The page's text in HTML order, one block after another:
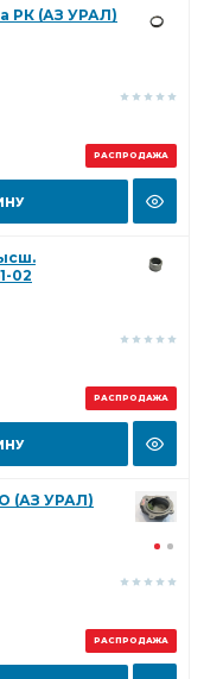
РАСПРОДАЖА
РК (АЗ УРАЛ)
РАСПРОДАЖА
02
РАСПРОДАЖА
(АЗ УРАЛ)